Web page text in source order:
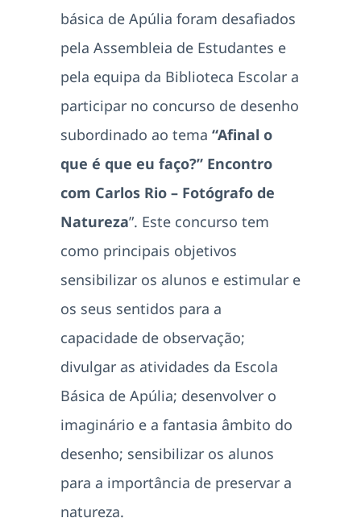
básica de Apúlia foram desafiados
pela Assembleia de Estudantes e
pela equipa da Biblioteca Escolar a
participar no concurso de desenho
subordinado ao tema “Afinal o
que é que eu faço?” Encontro
com Carlos Rio – Fotógrafo de
Natureza”. Este concurso tem
como principais objetivos
sensibilizar os alunos e estimular e
os seus sentidos para a
capacidade de observação;
divulgar as atividades da Escola
Básica de Apúlia; desenvolver o
imaginário e a fantasia âmbito do
desenho; sensibilizar os alunos
para a importância de preservar a
natureza.